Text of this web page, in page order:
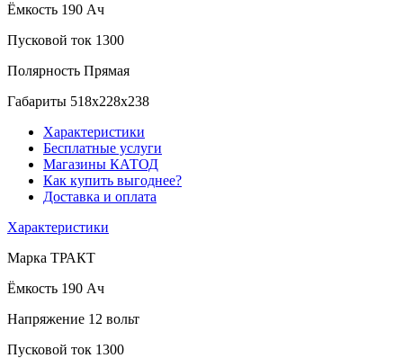
Ёмкость 190 Ач
Пусковой ток 1300
Полярность Прямая
Габариты 518x228x238
Характеристики
Бесплатные услуги
Магазины КАТОД
Как купить выгоднее?
Доставка и оплата
Характеристики
Марка ТРАКТ
Ёмкость 190 Ач
Напряжение 12 вольт
Пусковой ток 1300